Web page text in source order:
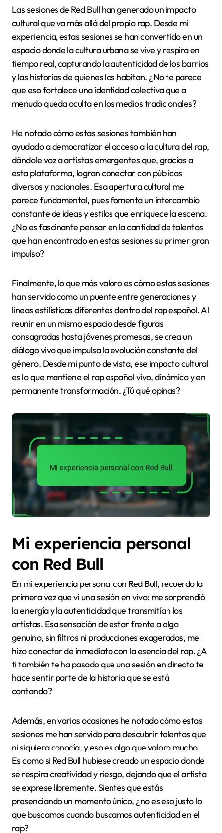
Las sesiones de Red Bull han generado un impacto
cultural que va más allá del propio rap. Desde mi
experiencia, estas sesiones se han convertido en un
espacio donde la cultura urbana se vive y respira en
tiempo real, capturando la autenticidad de los barrios
y las historias de quienes los habitan. ¿No te parece
que eso fortalece una identidad colectiva que a
menudo queda oculta en los medios tradicionales?
He notado cómo estas sesiones también han
ayudado a democratizar el acceso a la cultura del rap,
dándole voz a artistas emergentes que, gracias a
esta plataforma, logran conectar con públicos
diversos y nacionales. Esa apertura cultural me
parece fundamental, pues fomenta un intercambio
constante de ideas y estilos que enriquece la escena.
¿No es fascinante pensar en la cantidad de talentos
que han encontrado en estas sesiones su primer gran
impulso?
Finalmente, lo que más valoro es cómo estas sesiones
han servido como un puente entre generaciones y
líneas estilísticas diferentes dentro del rap español. Al
reunir en un mismo espacio desde figuras
consagradas hasta jóvenes promesas, se crea un
diálogo vivo que impulsa la evolución constante del
género. Desde mi punto de vista, ese impacto cultural
es lo que mantiene el rap español vivo, dinámico y en
permanente transformación. ¿Tú qué opinas?
Mi experiencia personal
con Red Bull
En mi experiencia personal con Red Bull, recuerdo la
primera vez que vi una sesión en vivo: me sorprendió
la energía y la autenticidad que transmitían los
artistas. Esa sensación de estar frente a algo
genuino, sin filtros ni producciones exageradas, me
hizo conectar de inmediato con la esencia del rap. ¿A
ti también te ha pasado que una sesión en directo te
hace sentir parte de la historia que se está
contando?
Además, en varias ocasiones he notado cómo estas
sesiones me han servido para descubrir talentos que
ni siquiera conocía, y eso es algo que valoro mucho.
Es como si Red Bull hubiese creado un espacio donde
se respira creatividad y riesgo, dejando que el artista
se exprese libremente. Sientes que estás
presenciando un momento único, ¿no es eso justo lo
que buscamos cuando buscamos autenticidad en el
rap?